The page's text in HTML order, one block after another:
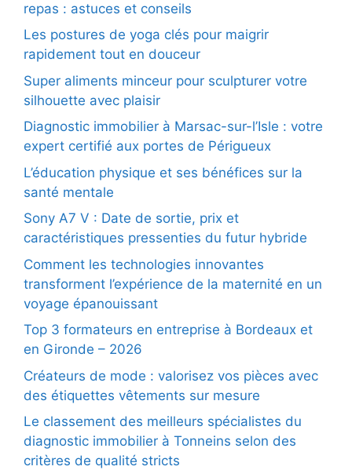
repas : astuces et conseils
Les postures de yoga clés pour maigrir
rapidement tout en douceur
Super aliments minceur pour sculpturer votre
silhouette avec plaisir
Diagnostic immobilier à Marsac-sur-l’Isle : votre
expert certifié aux portes de Périgueux
L’éducation physique et ses bénéfices sur la
santé mentale
Sony A7 V : Date de sortie, prix et
caractéristiques pressenties du futur hybride
Comment les technologies innovantes
transforment l’expérience de la maternité en un
voyage épanouissant
Top 3 formateurs en entreprise à Bordeaux et
en Gironde – 2026
Créateurs de mode : valorisez vos pièces avec
des étiquettes vêtements sur mesure
Le classement des meilleurs spécialistes du
diagnostic immobilier à Tonneins selon des
critères de qualité stricts